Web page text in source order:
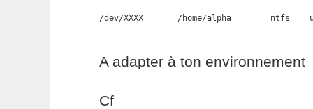
/dev/XXXX       /home/alpha        ntfs
A adapter à ton environnement
Cf